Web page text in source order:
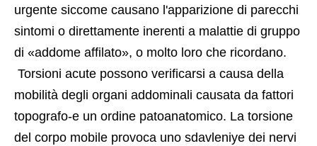
urgente siccome causano l'apparizione di parecchi
sintomi o direttamente inerenti a malattie di gruppo
di «addome affilato», o molto loro che ricordano.
mobilità degli organi addominali causata da fattori
topografo-e un ordine patoanatomico. La torsione
del corpo mobile provoca uno sdavleniye dei nervi